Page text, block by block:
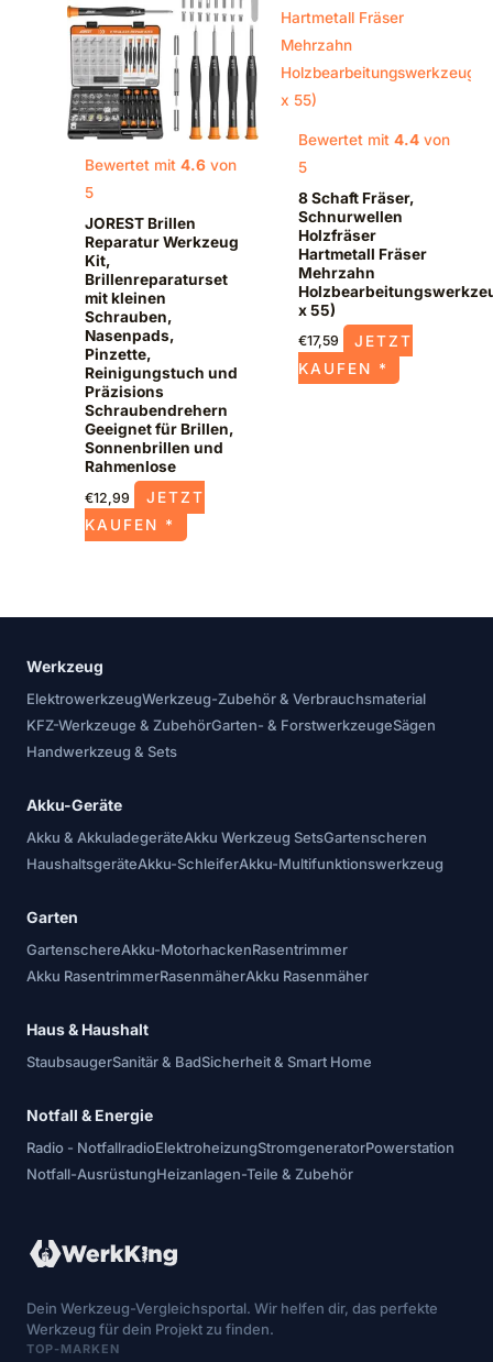
Bewertet mit4.6 von
5
JOREST Brillen
Reparatur Werkzeug
Kit,
Brillenreparaturset
mit kleinen
Schrauben,
Nasenpads,
Pinzette,
Reinigungstuch und
Präzisions
Schraubendrehern
Geeignet für Brillen,
Sonnenbrillen und
Rahmenlose
€12,99
JETZT
KAUFEN *
Bewertet mit 4.4von
5
8 Schaft Fräser,
Schnurwellen
Holzfräser
Hartmetall Fräser
Mehrzahn
x 55)
€17,59
JETZT
KAUFEN *
Werkzeug
ElektrowerkzeugWerkzeug-Zubehör & Verbrauchsmaterial
KFZ-Werkzeuge & ZubehörGarten- & ForstwerkzeugeSägen
Handwerkzeug & Sets
Akku-Geräte
Akku & AkkuladegeräteAkku Werkzeug SetsGartenscheren
HaushaltsgeräteAkku-SchleiferAkku-Multifunktionswerkzeug
Garten
GartenschereAkku-MotorhackenRasentrimmer
Akku RasentrimmerRasenmäherAkku Rasenmäher
Haus & Haushalt
StaubsaugerSanitär & BadSicherheit & Smart Home
Notfall & Energie
Radio - NotfallradioElektroheizungStromgeneratorPowerstation
Notfall-AusrüstungHeizanlagen-Teile & Zubehör
Dein Werkzeug-Vergleichsportal. Wir helfen dir, das perfekte
Werkzeug für dein Projekt zu finden.
TOP-MARKEN